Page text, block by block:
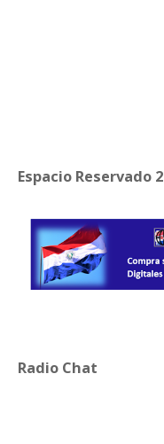
Espacio Reservado 2
Radio Chat